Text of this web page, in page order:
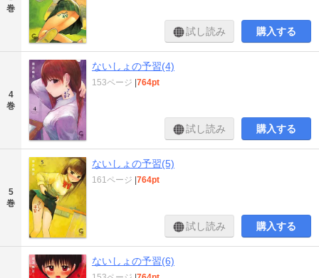
巻
試し読み 購入する
4
巻
ないしょの予習(4)
153ページ |764pt
試し読み 購入する
5
巻
ないしょの予習(5)
161ページ |764pt
試し読み 購入する
ないしょの予習(6)